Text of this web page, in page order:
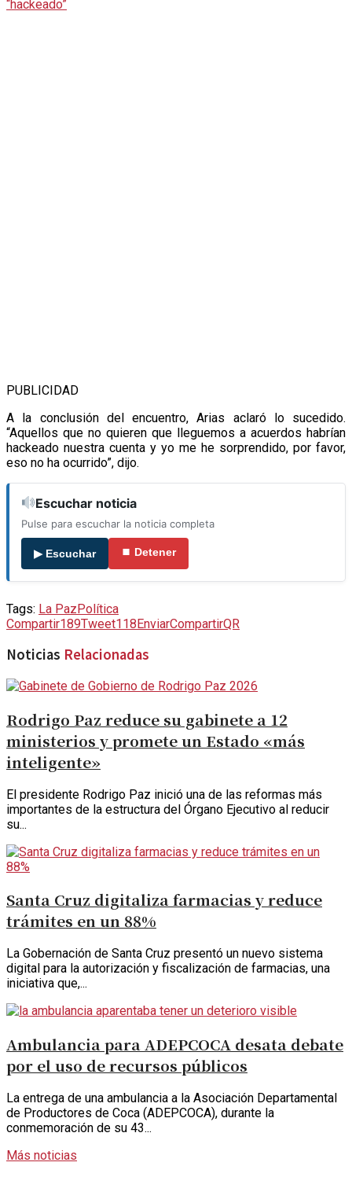
PUBLICIDAD
A la conclusión del encuentro, Arias aclaró lo sucedido.
“Aquellos que no quieren que lleguemos a acuerdos habrían
hackeado nuestra cuenta y yo me he sorprendido, por favor,
eso no ha ocurrido”, dijo.
Escuchar noticia
Pulse para escuchar la noticia completa
▶ Escuchar ⏹ Detener
Tags: La PazPolítica
Compartir189Tweet118EnviarCompartirQR
Noticias Relacionadas
Rodrigo Paz reduce su gabinete a 12
ministerios y promete un Estado «más
inteligente»
El presidente Rodrigo Paz inició una de las reformas más
importantes de la estructura del Órgano Ejecutivo al reducir
su...
Santa Cruz digitaliza farmacias y reduce
trámites en un 88%
La Gobernación de Santa Cruz presentó un nuevo sistema
digital para la autorización y fiscalización de farmacias, una
iniciativa que,...
Ambulancia para ADEPCOCA desata debate
por el uso de recursos públicos
La entrega de una ambulancia a la Asociación Departamental
de Productores de Coca (ADEPCOCA), durante la
conmemoración de su 43...
Más noticias